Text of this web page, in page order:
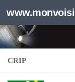
Au dessous du
CRIP